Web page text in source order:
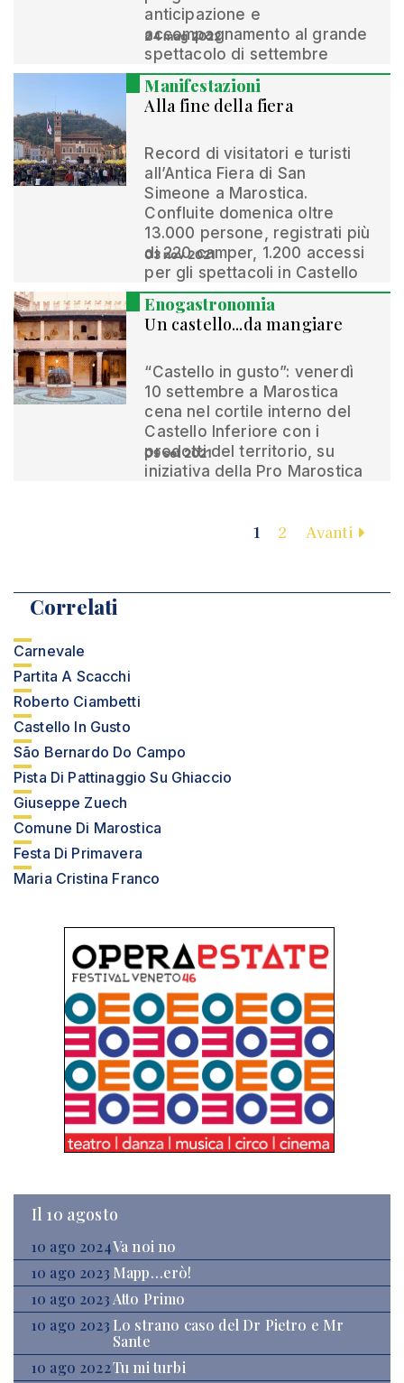
anticipazione e
accompagnamento al grande
spettacolo di settembre
24 mag 2022
Manifestazioni
Alla fine della fiera
Record di visitatori e turisti
all’Antica Fiera di San
Simeone a Marostica.
Confluite domenica oltre
13.000 persone, registrati più
di 220 camper, 1.200 accessi
per gli spettacoli in Castello
03 nov 2021
Enogastronomia
Un castello...da mangiare
“Castello in gusto”: venerdì
10 settembre a Marostica
cena nel cortile interno del
Castello Inferiore con i
prodotti del territorio, su
iniziativa della Pro Marostica
09 set 2021
1 2 Avanti
Correlati
Carnevale
Partita A Scacchi
Roberto Ciambetti
Castello In Gusto
São Bernardo Do Campo
Pista Di Pattinaggio Su Ghiaccio
Giuseppe Zuech
Comune Di Marostica
Festa Di Primavera
Maria Cristina Franco
Il 10 agosto
10 ago 2024Va noi no
10 ago 2023 Mapp…erò!
10 ago 2023 Atto Primo
10 ago 2023 Lo strano caso del Dr Pietro e Mr
Sante
10 ago 2022Tu mi turbi